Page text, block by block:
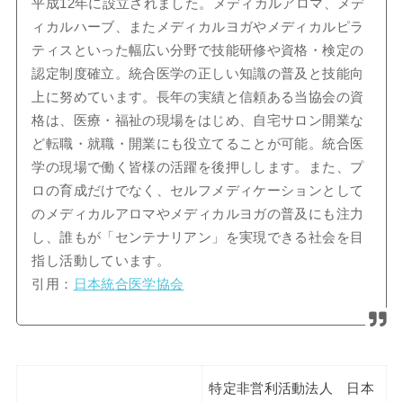
平成12年に設立されました。メディカルアロマ、メデ
ィカルハーブ、またメディカルヨガやメディカルピラ
ティスといった幅広い分野で技能研修や資格・検定の
認定制度確立。統合医学の正しい知識の普及と技能向
上に努めています。長年の実績と信頼ある当協会の資
格は、医療・福祉の現場をはじめ、自宅サロン開業な
ど転職・就職・開業にも役立てることが可能。統合医
学の現場で働く皆様の活躍を後押しします。また、プ
ロの育成だけでなく、セルフメディケーションとして
のメディカルアロマやメディカルヨガの普及にも注力
し、誰もが「センテナリアン」を実現できる社会を目
指し活動しています。
引用：
日本統合医学協会
特定非営利活動法人 日本